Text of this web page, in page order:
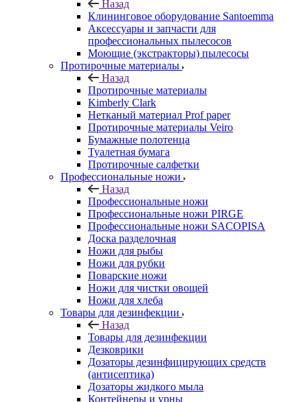
Назад
Клининговое оборудование Santoemma
Аксессуары и запчасти для
профессиональных пылесосов
Моющие (экстракторы) пылесосы
Протирочные материалы
Назад
Протирочные материалы
Kimberly Clark
Нетканый материал Prof paper
Протирочные материалы Veiro
Бумажные полотенца
Туалетная бумага
Протирочные салфетки
Профессиональные ножи
Назад
Профессиональные ножи
Профессиональные ножи PIRGE
Профессиональные ножи SACOPISA
Доска разделочная
Ножи для рыбы
Ножи для рубки
Поварские ножи
Ножи для чистки овощей
Ножи для хлеба
Товары для дезинфекции
Назад
Товары для дезинфекции
Дезковрики
Дозаторы дезинфицирующих средств
(антисептика)
Дозаторы жидкого мыла
Контейнеры и урны